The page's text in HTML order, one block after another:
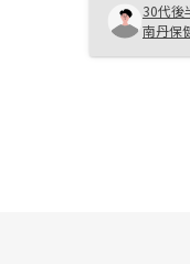
30代後
南丹保